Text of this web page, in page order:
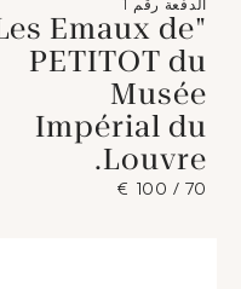
الدفعة رقم 1
Emaux de
PETITOT du
Musée
Impérial du
Louvre.
70 / 100 €